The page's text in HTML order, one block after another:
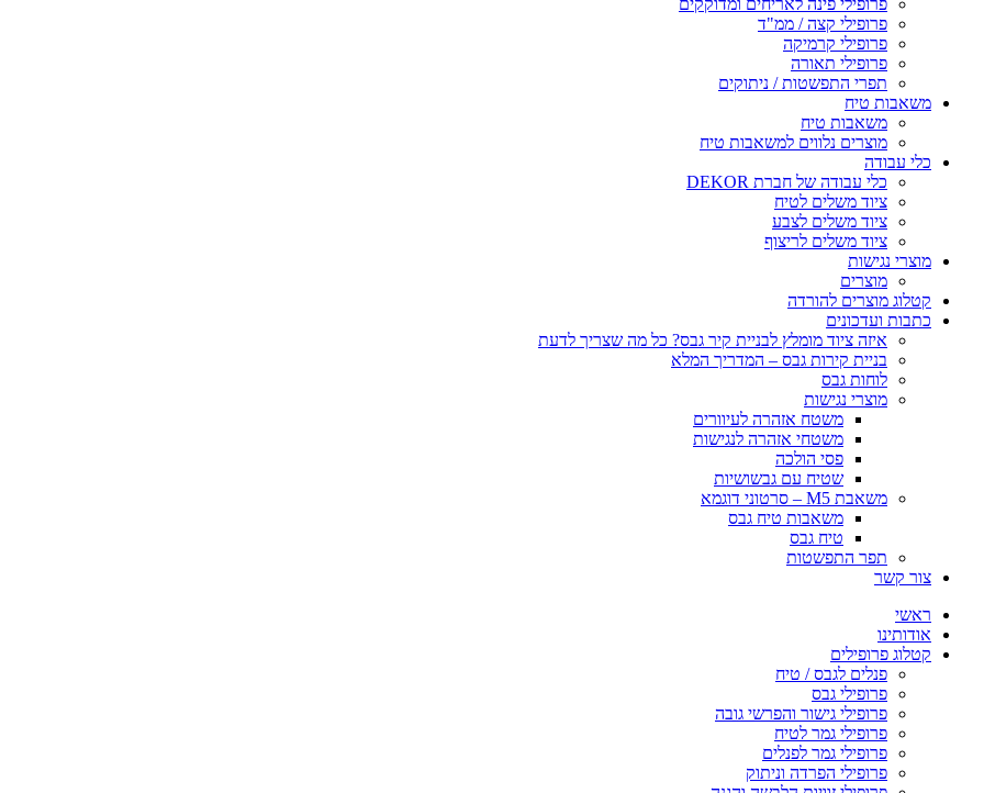
פרופילי פינה לאריחים ומדוקקים
פרופילי קצה / ממ"ד
פרופילי קרמיקה
פרופילי תאורה
תפרי התפשטות / ניתוקים
משאבות טיח
משאבות טיח
מוצרים נלווים למשאבות טיח
כלי עבודה
כלי עבודה של חברת DEKOR
ציוד משלים לטיח
ציוד משלים לצבע
ציוד משלים לריצוף
מוצרי נגישות
מוצרים
קטלוג מוצרים להורדה
כתבות ועדכונים
איזה ציוד מומלץ לבניית קיר גבס? כל מה שצריך לדעת
בניית קירות גבס – המדריך המלא
לוחות גבס
מוצרי נגישות
משטח אזהרה לעיוורים
משטחי אזהרה לנגישות
פסי הולכה
שטיח עם גבשושיות
משאבת M5 – סרטוני דוגמא
משאבות טיח גבס
טיח גבס
תפר התפשטות
צור קשר
ראשי
אודותינו
קטלוג פרופילים
פנלים לגבס / טיח
פרופילי גבס
פרופילי גישור והפרשי גובה
פרופילי גמר לטיח
פרופילי גמר לפנלים
פרופילי הפרדה וניתוק